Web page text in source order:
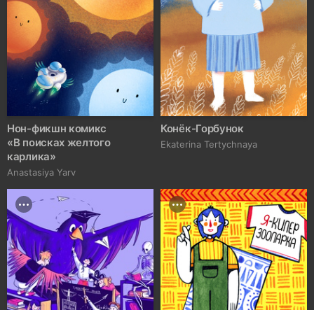
Нон-фикшн комикс
«В поисках желтого
карлика»
Anastasiya Yarv
Конёк-Горбунок
Ekaterina Tertychnaya